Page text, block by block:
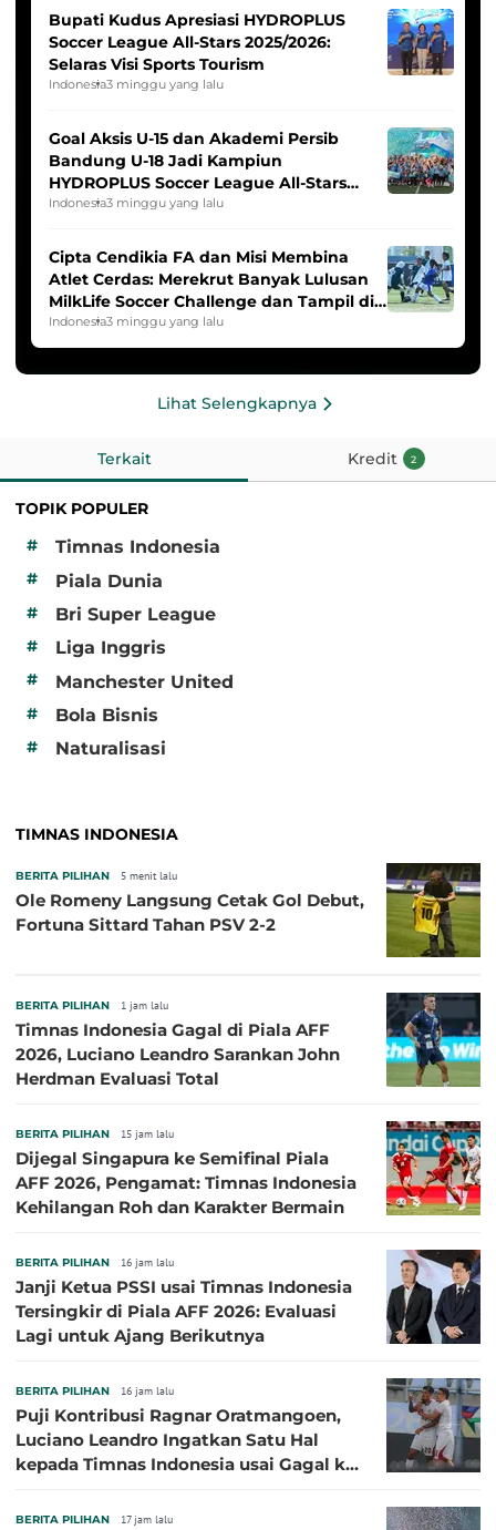
Bupati Kudus Apresiasi HYDROPLUS
Soccer League All-Stars 2025/2026:
Selaras Visi Sports Tourism
Indonesia3 minggu yang lalu
Goal Aksis U-15 dan Akademi Persib
Bandung U-18 Jadi Kampiun
HYDROPLUS Soccer League All-Stars
2025/2026
Indonesia3 minggu yang lalu
Cipta Cendikia FA dan Misi Membina
Atlet Cerdas: Merekrut Banyak Lulusan
MilkLife Soccer Challenge dan Tampil di
HYDROPLUS Soccer League
Indonesia3 minggu yang lalu
Lihat Selengkapnya
Terkait Kredit 2
TOPIK POPULER
#
Timnas Indonesia
# Piala Dunia
# Bri Super League
# Liga Inggris
# Manchester United
# Bola Bisnis
# Naturalisasi
TIMNAS INDONESIA
BERITA PILIHAN 5 menit lalu
Ole Romeny Langsung Cetak Gol Debut,
Fortuna Sittard Tahan PSV 2-2
BERITA PILIHAN 1 jam lalu
Timnas Indonesia Gagal di Piala AFF
2026, Luciano Leandro Sarankan John
Herdman Evaluasi Total
BERITA PILIHAN 15 jam lalu
Dijegal Singapura ke Semifinal Piala
AFF 2026, Pengamat: Timnas Indonesia
Kehilangan Roh dan Karakter Bermain
BERITA PILIHAN 16 jam lalu
Janji Ketua PSSI usai Timnas Indonesia
Tersingkir di Piala AFF 2026: Evaluasi
Lagi untuk Ajang Berikutnya
BERITA PILIHAN 16 jam lalu
Puji Kontribusi Ragnar Oratmangoen,
Luciano Leandro Ingatkan Satu Hal
kepada Timnas Indonesia usai Gagal ke
BERITA PILIHAN 17 jam lalu